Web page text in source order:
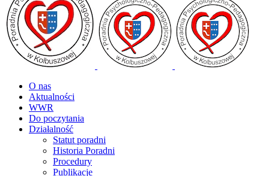
O nas
Aktualności
WWR
Do poczytania
Działalność
Statut poradni
Historia Poradni
Procedury
Publikacje